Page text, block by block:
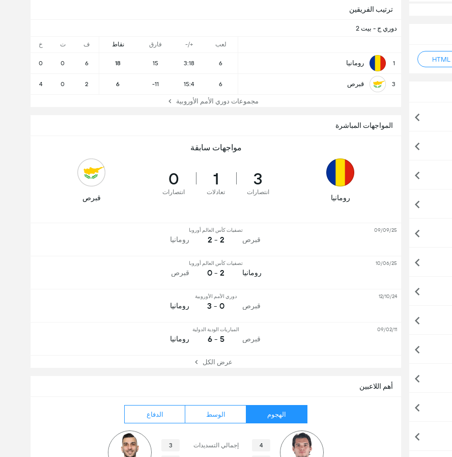
أهم اللاعبين
الهجوم الوسط الدفاع
4 إجمالي التسديدات 3
ترتيب الفريقين
دوري ج - بيت 2
لعب +/- فارق نقاط ف ت خ
1 رومانيا 6
3:18
15
18
6
0
0
3 قبرص 6
15:4
-11
6
2
0
4
مجموعات دوري الأمم الأوروبية
المواجهات المباشرة
مواجهات سابقة
رومانيا
3
انتصارات
1
تعادلات
0
انتصارات
قبرص
قبرص
تصفيات كأس العالم أوروبا
2 - 2 رومانيا
09/09/25
رومانيا
تصفيات كأس العالم أوروبا
2 - 0 قبرص
10/06/25
قبرص
دوري الأمم الأوروبية
0 - 3 رومانيا
12/10/24
قبرص
المباريات الودية الدولية
5 - 6 رومانيا
09/02/11
عرض الكل